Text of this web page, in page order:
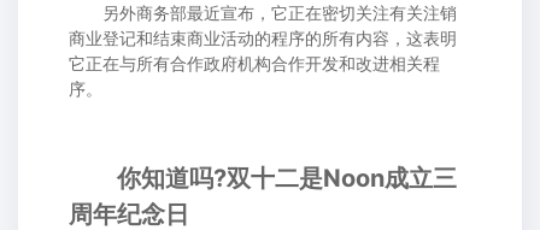
另外商务部最近宣布，它正在密切关注有关注销
商业登记和结束商业活动的程序的所有内容，这表明
它正在与所有合作政府机构合作开发和改进相关程
序。
你知道吗?双十二是Noon成立三
周年纪念日